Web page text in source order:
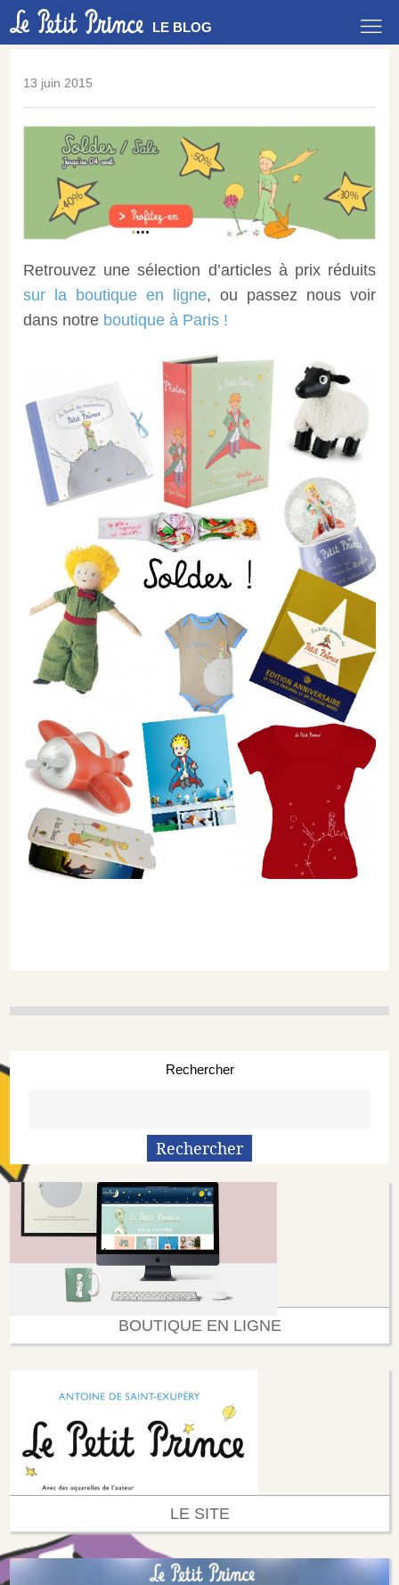
LE BLOG
13 juin 2015
Retrouvez une sélection d’articles à prix réduits
sur la boutique en ligne, ou passez nous voir
dans notre boutique à Paris !
Rechercher
BOUTIQUE EN LIGNE
LE SITE